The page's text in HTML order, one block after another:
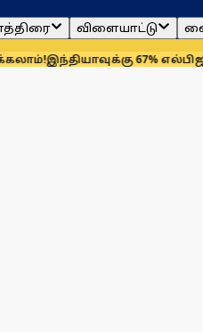
விளையாட்டு
67% எல்பிஜி